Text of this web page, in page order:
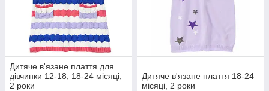
Дитяче в'язане плаття для
дівчинки 12-18, 18-24 місяці,
2 роки
Дитяче в'язане плаття 18-24
місяці, 2 роки